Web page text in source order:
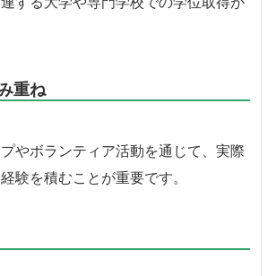
重ね
やボランティア活動を通じて、実際
験を積むことが重要です。